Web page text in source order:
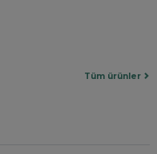
Tüm ürünler